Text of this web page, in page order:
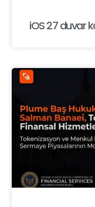
iOS 27 duvar